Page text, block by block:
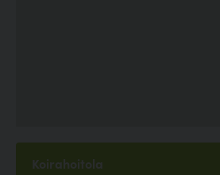
Koirahoitola